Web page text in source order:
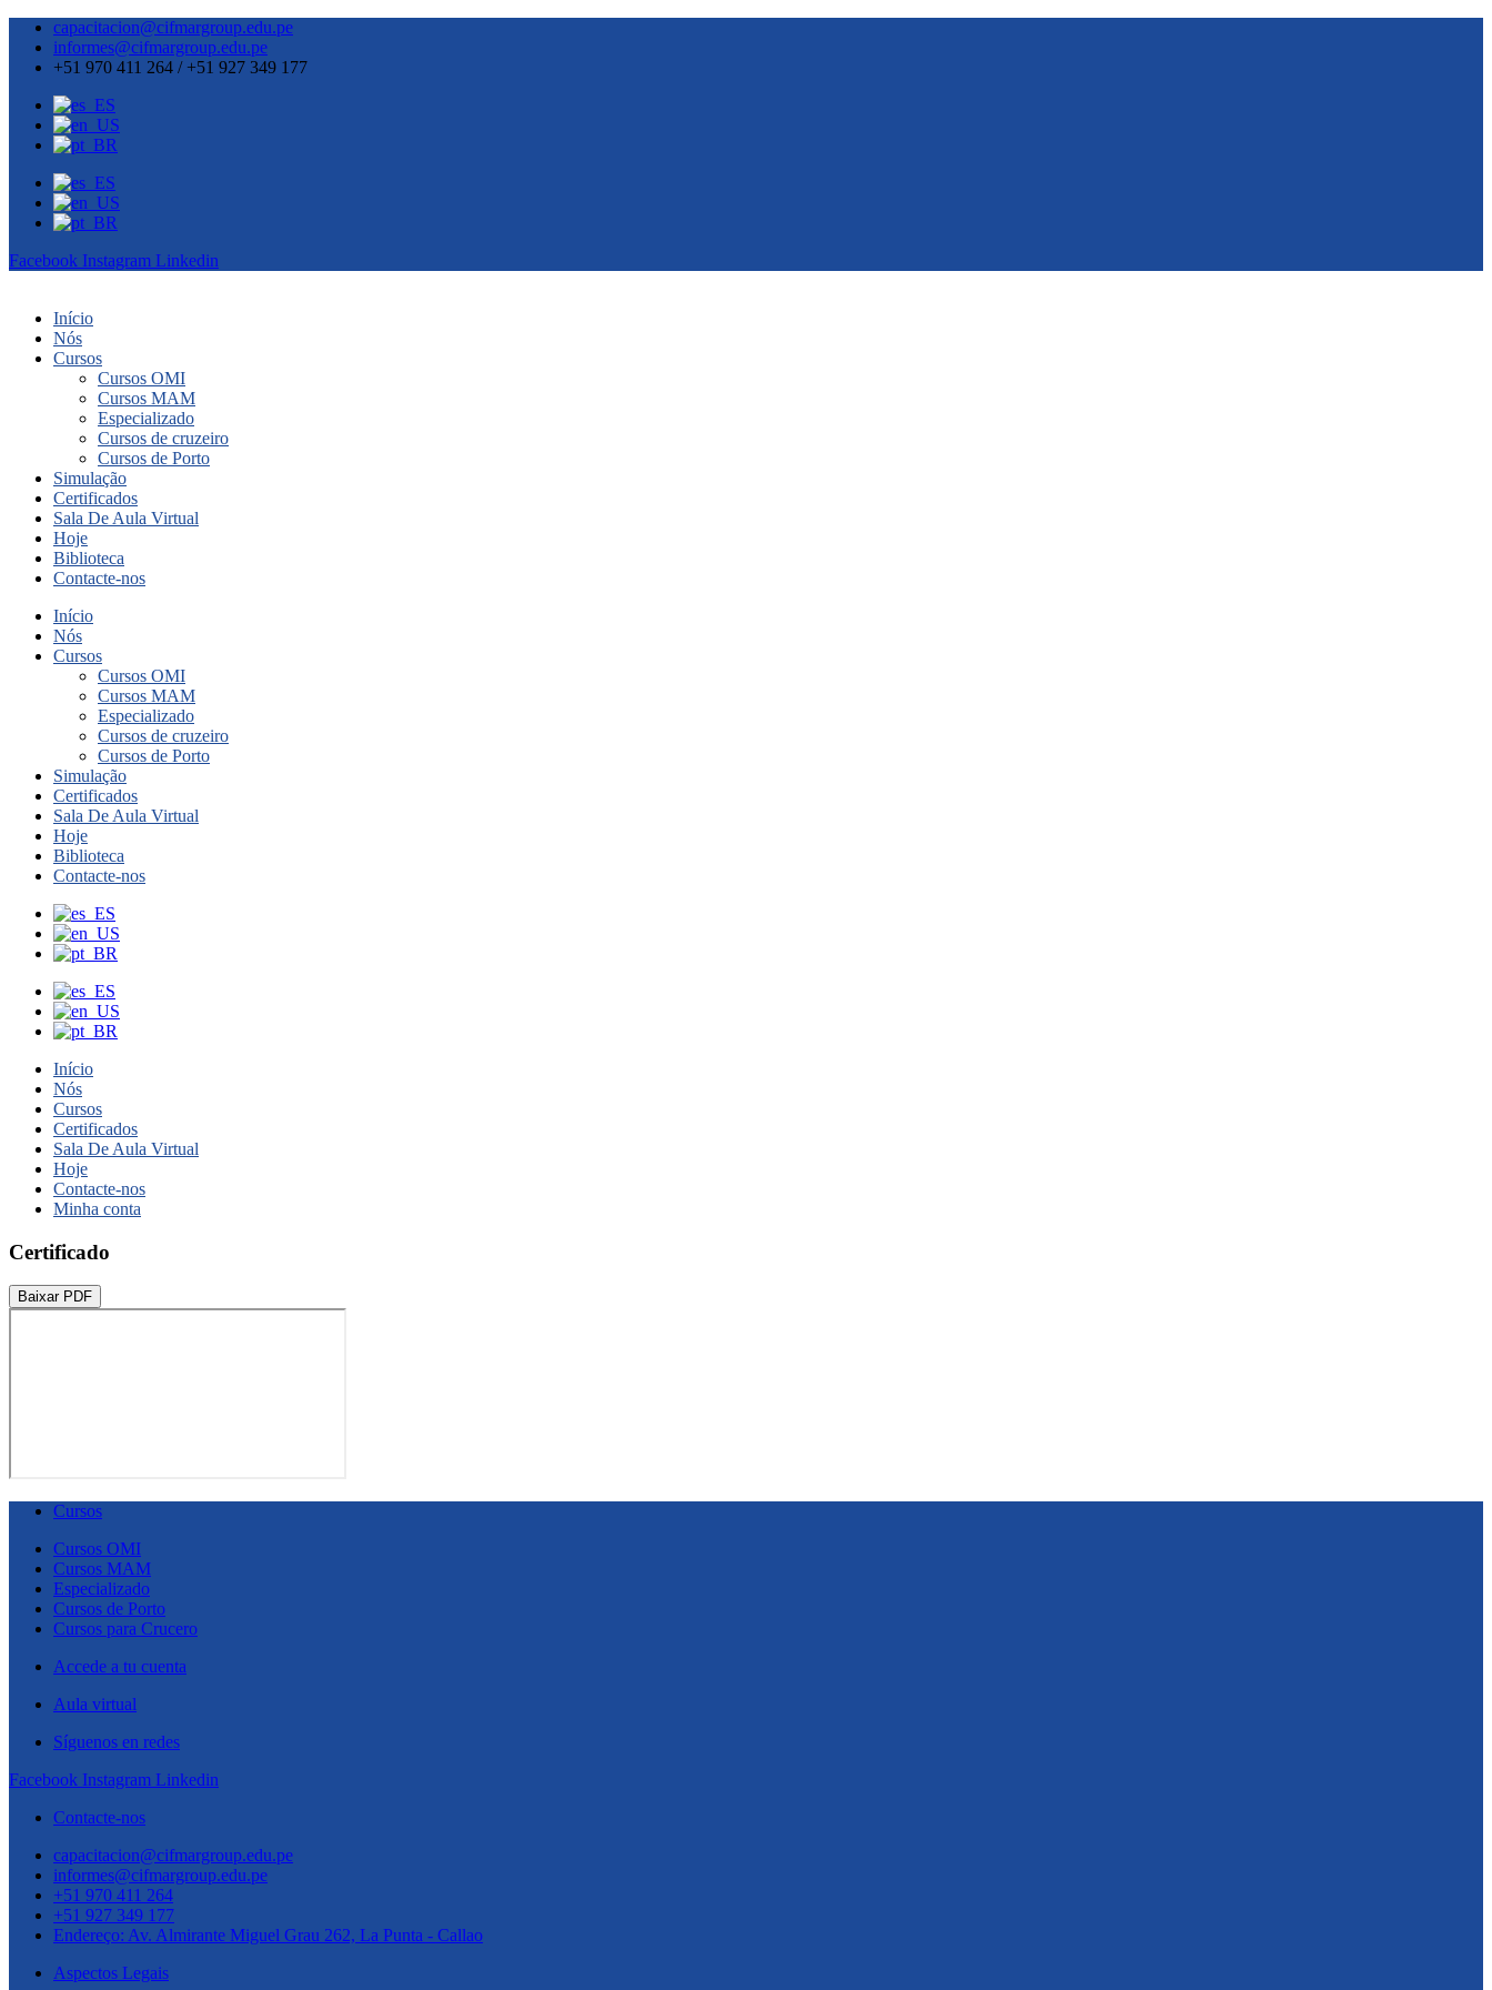
capacitacion@cifmargroup.edu.pe
informes@cifmargroup.edu.pe
+51 970 411 264 / +51 927 349 177
Facebook Instagram Linkedin
Início
Nós
Cursos
Cursos OMI
Cursos MAM
Especializado
Cursos de cruzeiro
Cursos de Porto
Simulação
Certificados
Sala De Aula Virtual
Hoje
Biblioteca
Contacte-nos
Início
Nós
Cursos
Cursos OMI
Cursos MAM
Especializado
Cursos de cruzeiro
Cursos de Porto
Simulação
Certificados
Sala De Aula Virtual
Hoje
Biblioteca
Contacte-nos
Início
Nós
Cursos
Certificados
Sala De Aula Virtual
Hoje
Contacte-nos
Minha conta
Certificado
Baixar PDF
Cursos
Cursos OMI
Cursos MAM
Especializado
Cursos de Porto
Cursos para Crucero
Accede a tu cuenta
Aula virtual
Síguenos en redes
Facebook Instagram Linkedin
Contacte-nos
capacitacion@cifmargroup.edu.pe
informes@cifmargroup.edu.pe
+51 970 411 264
+51 927 349 177
Endereço: Av. Almirante Miguel Grau 262, La Punta - Callao
Aspectos Legais